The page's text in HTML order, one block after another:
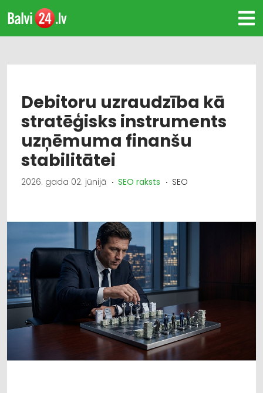
Debitoru uzraudzība kā
stratēģisks instruments
uzņēmuma finanšu
stabilitātei
2026. gada 02. jūnijā SEO raksts SEO